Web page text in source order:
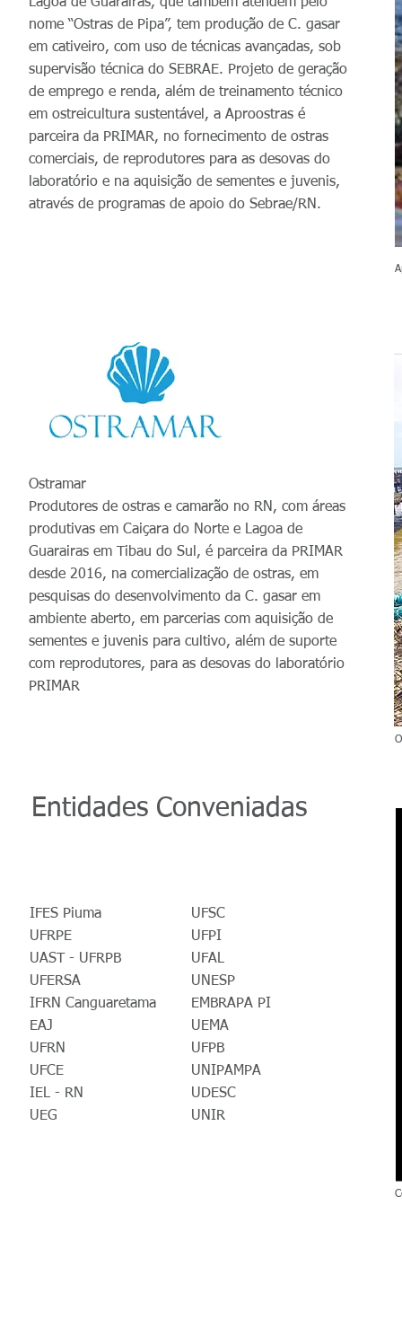
nome “Ostras de Pipa”, tem produção de C. gasar
em cativeiro, com uso de técnicas avançadas, sob
supervisão técnica do SEBRAE. Projeto de geração
de emprego e renda, além de treinamento técnico
em ostreicultura sustentável, a Aproostras é
parceira da PRIMAR, no fornecimento de ostras
comerciais, de reprodutores para as desovas do
laboratório e na aquisição de sementes e juvenis,
através de programas de apoio do Sebrae/RN.
Ostramar
Produtores de ostras e camarão no RN, com áreas
produtivas em Caiçara do Norte e Lagoa de
Guarairas em Tibau do Sul, é parceira da PRIMAR
desde 2016, na comercialização de ostras, em
pesquisas do desenvolvimento da C. gasar em
ambiente aberto, em parcerias com aquisição de
sementes e juvenis para cultivo, além de suporte
com reprodutores, para as desovas do laboratório
PRIMAR
Entidades Conveniadas
IFES Piuma
UFRPE
UAST - UFRPB
UFERSA
IFRN Canguaretama
EAJ
UFRN
UFCE
IEL - RN
UEG
UFSC
UFPI
UFAL
UNESP
EMBRAPA PI
UEMA
UFPB
UNIPAMPA
UDESC
UNIR